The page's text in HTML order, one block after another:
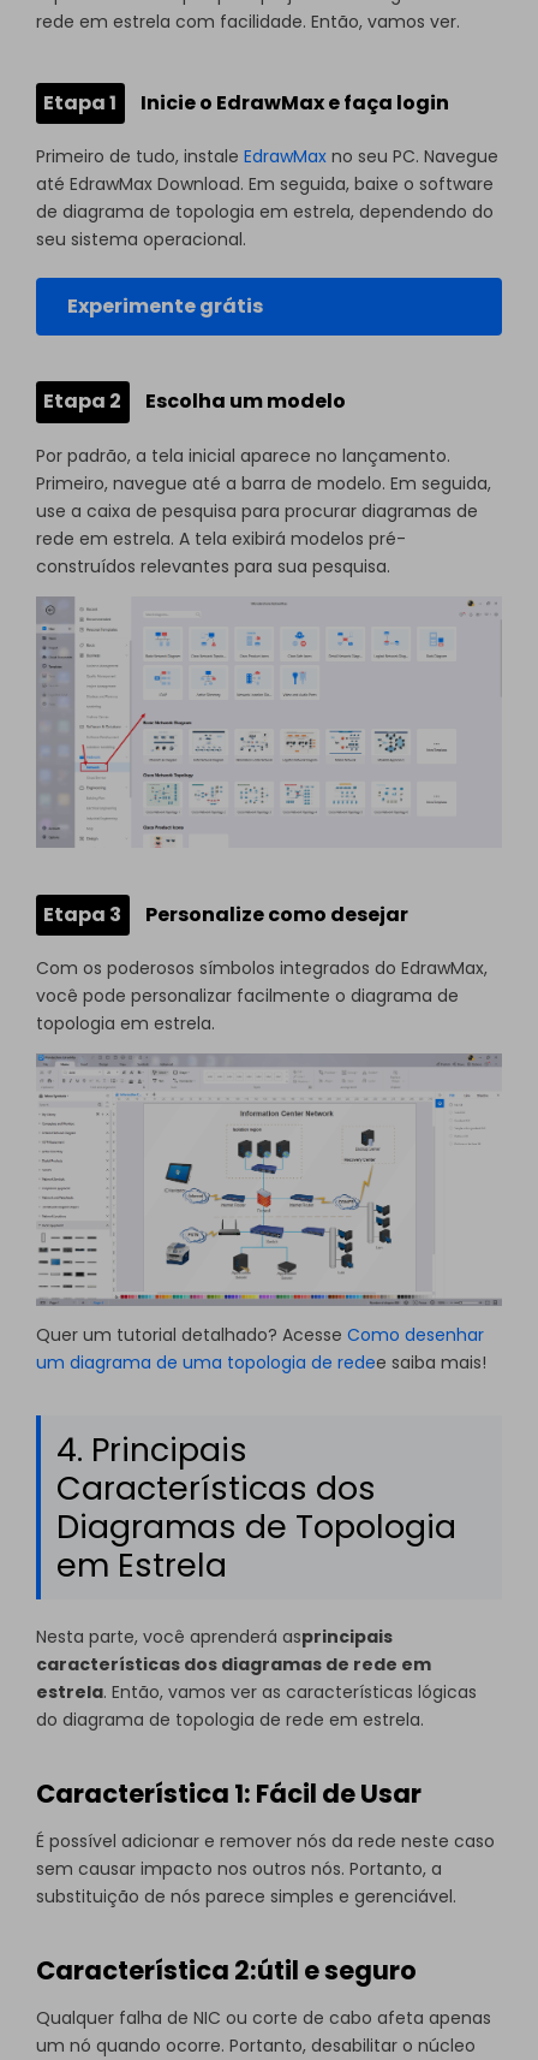
rede em estrela com facilidade. Então, vamos ver.
Etapa 1 Inicie o EdrawMax e faça login
Primeiro de tudo, instale EdrawMax no seu PC. Navegue
até EdrawMax Download. Em seguida, baixe o software
de diagrama de topologia em estrela, dependendo do
seu sistema operacional.
Experimente grátis
Etapa 2 Escolha um modelo
Por padrão, a tela inicial aparece no lançamento.
Primeiro, navegue até a barra de modelo. Em seguida,
use a caixa de pesquisa para procurar diagramas de
rede em estrela. A tela exibirá modelos pré-
construídos relevantes para sua pesquisa.
Etapa 3 Personalize como desejar
Com os poderosos símbolos integrados do EdrawMax,
você pode personalizar facilmente o diagrama de
topologia em estrela.
Quer um tutorial detalhado? Acesse Como desenhar
um diagrama de uma topologia de redee saiba mais!
4. Principais
Características dos
Diagramas de Topologia
em Estrela
Nesta parte, você aprenderá asprincipais
características dos diagramas de rede em
estrela. Então, vamos ver as características lógicas
do diagrama de topologia de rede em estrela.
Característica 1: Fácil de Usar
É possível adicionar e remover nós da rede neste caso
sem causar impacto nos outros nós. Portanto, a
substituição de nós parece simples e gerenciável.
Característica 2:útil e seguro
Qualquer falha de NIC ou corte de cabo afeta apenas
um nó quando ocorre. Portanto, desabilitar o núcleo